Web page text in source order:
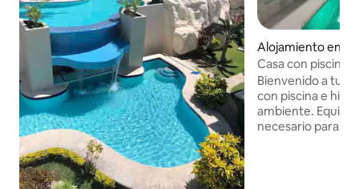
Alojamiento en
Casa con piscina
Bienvenido a tu
con piscina e
ambiente.
necesario para